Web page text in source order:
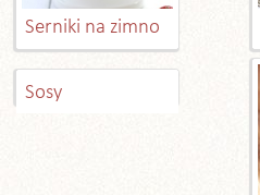
Serniki na zimno
Sosy